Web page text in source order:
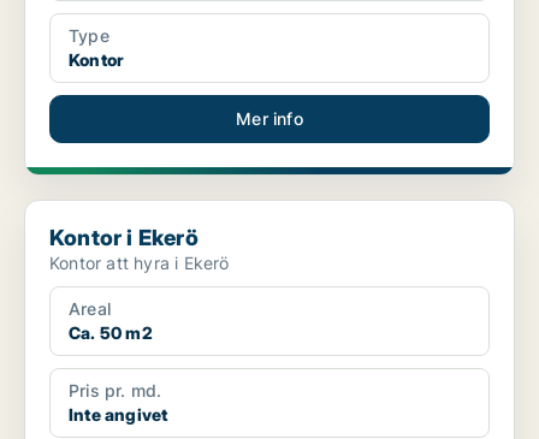
Type
Kontor
Mer info
Kontor i Ekerö
Kontor i Ekerö
Kontor att hyra i Ekerö
Areal
Ca. 50 m2
Pris pr. md.
Inte angivet